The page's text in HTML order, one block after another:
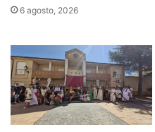
6 agosto, 2026